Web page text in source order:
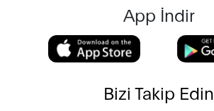
App İndir
Bizi Takip Edin